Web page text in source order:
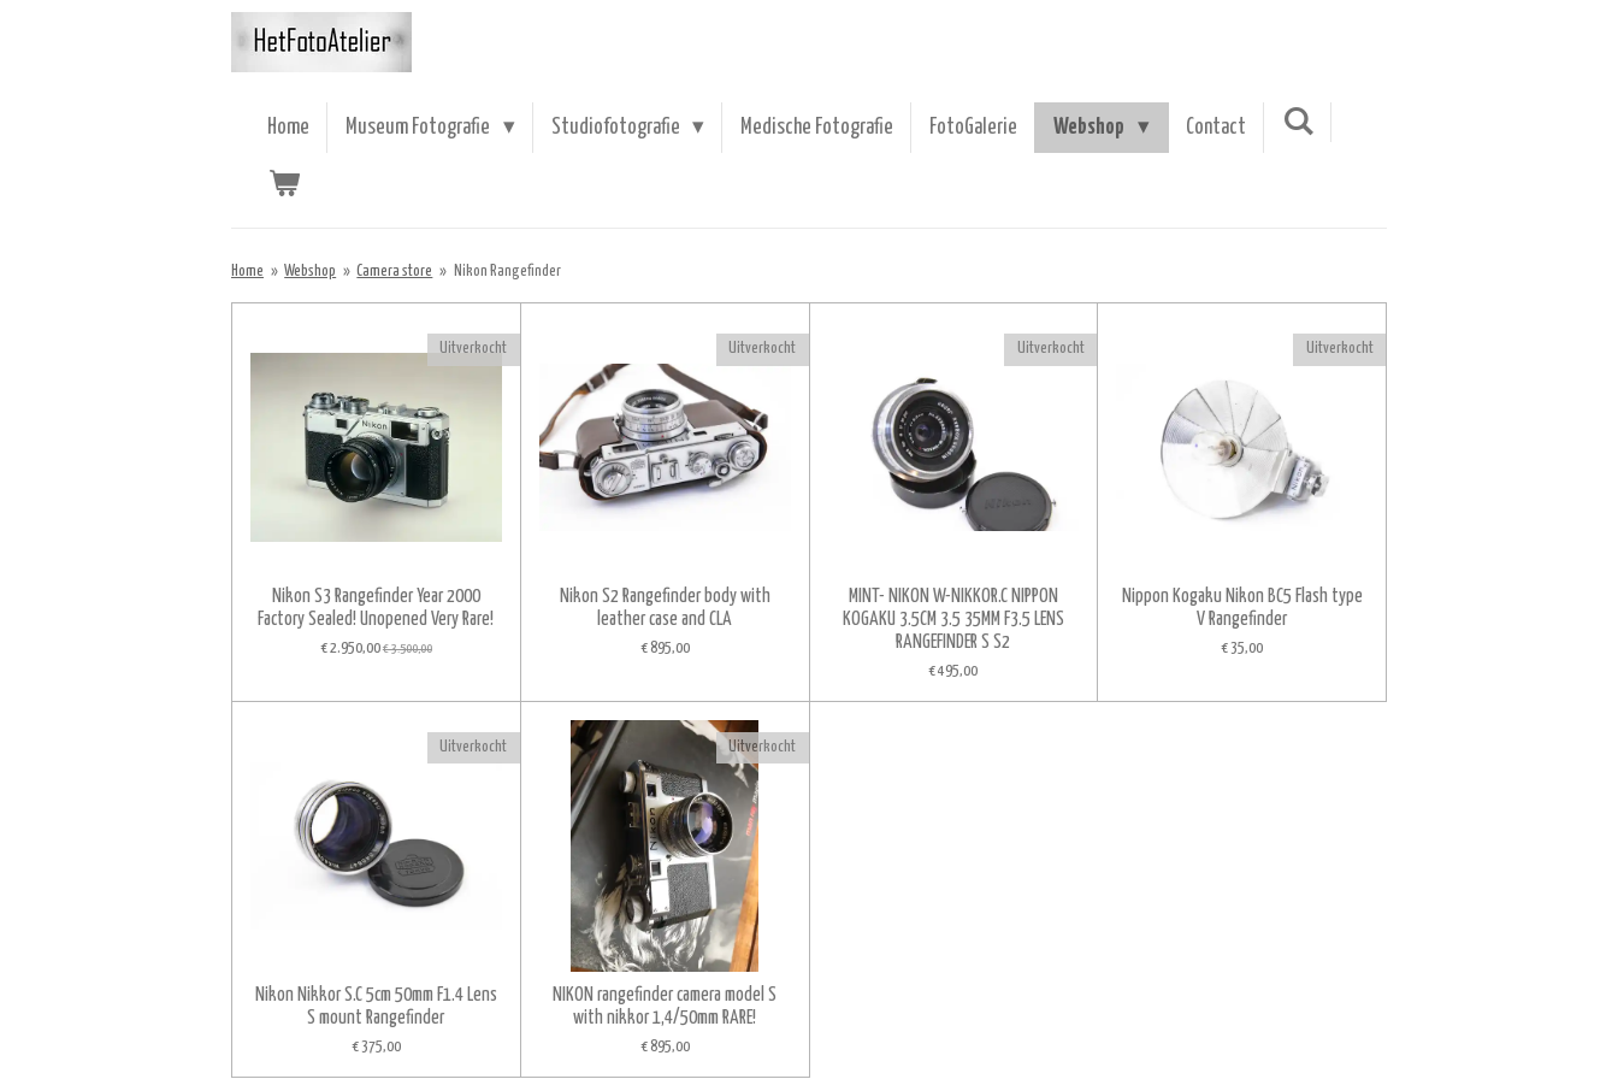
Home Museum Fotografie Studiofotografie Medische Fotografie FotoGalerie Webshop Contact
Home » Webshop » Camera store » Nikon Rangefinder
Uitverkocht
Nikon S3 Rangefinder Year 2000
Factory Sealed! Unopened Very Rare!
€ 2.950,00€ 3.500,00
Uitverkocht
Nikon S2 Rangefinder body with
leather case and CLA
€ 895,00
Uitverkocht
MINT- NIKON W-NIKKOR.C NIPPON
KOGAKU 3.5CM 3.5 35MM F3.5 LENS
RANGEFINDER S S2
€ 495,00
Uitverkocht
Nippon Kogaku Nikon BC5 Flash type
V Rangefinder
€ 35,00
Uitverkocht
Nikon Nikkor S.C 5cm 50mm F1.4 Lens
S mount Rangefinder
€ 375,00
Uitverkocht
NIKON rangefinder camera model S
with nikkor 1,4/50mm RARE!
€ 895,00